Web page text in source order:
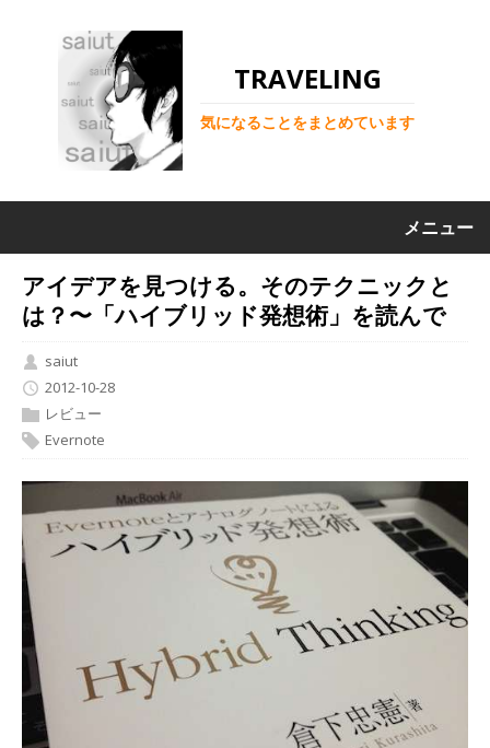
TRAVELING
気になることをまとめています
メニュー
アイデアを見つける。そのテクニックと
は？〜「ハイブリッド発想術」を読んで
saiut
2012-10-28
レビュー
Evernote